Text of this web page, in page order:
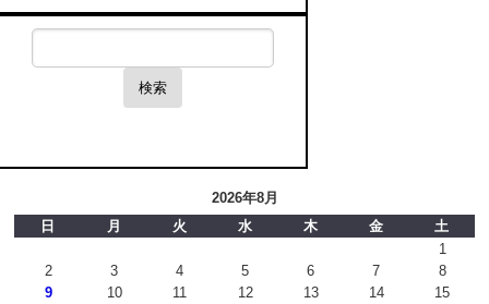
検索
2026年8月
日
月 火 水 木 金
土
1
2
3 4 5 6 7
8
9
10 11 12 13 14
15